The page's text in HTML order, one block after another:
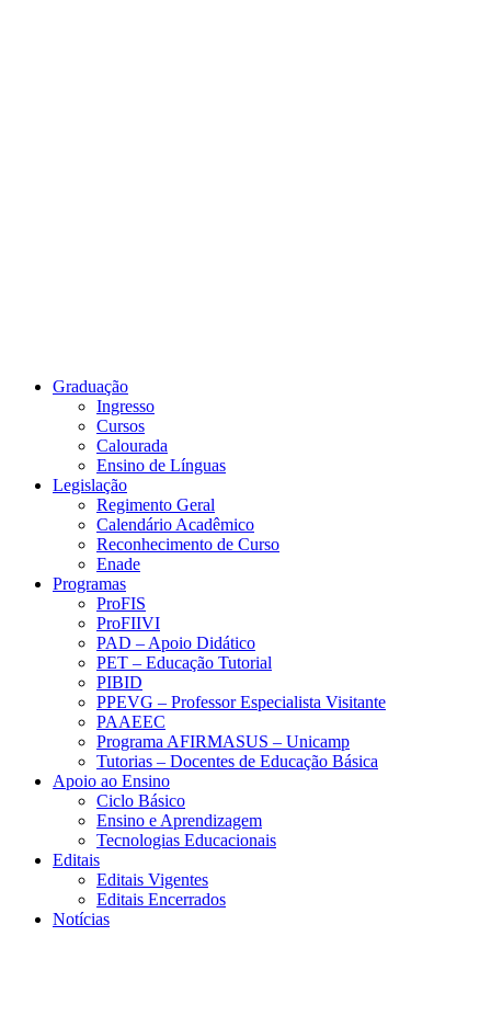
Graduação
Ingresso
Cursos
Calourada
Ensino de Línguas
Legislação
Regimento Geral
Calendário Acadêmico
Reconhecimento de Curso
Enade
Programas
ProFIS
ProFIIVI
PAD – Apoio Didático
PET – Educação Tutorial
PIBID
PPEVG – Professor Especialista Visitante
PAAEEC
Programa AFIRMASUS – Unicamp
Tutorias – Docentes de Educação Básica
Apoio ao Ensino
Ciclo Básico
Ensino e Aprendizagem
Tecnologias Educacionais
Editais
Editais Vigentes
Editais Encerrados
Notícias